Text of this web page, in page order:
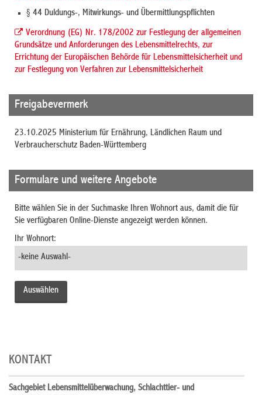
§ 44 Duldungs-, Mitwirkungs- und Übermittlungspflichten
Verordnung (EG) Nr. 178/2002 zur Festlegung der allgemeinen
Grundsätze und Anforderungen des Lebensmittelrechts, zur
Errichtung der Europäischen Behörde für Lebensmittelsicherheit und
zur Festlegung von Verfahren zur Lebensmittelsicherheit
Freigabevermerk
23.10.2025 Ministerium für Ernährung, Ländlichen Raum und
Verbraucherschutz Baden-Württemberg
Formulare und weitere Angebote
Bitte wählen Sie in der Suchmaske Ihren Wohnort aus, damit die für
Sie verfügbaren Online-Dienste angezeigt werden können.
Ihr Wohnort:
KONTAKT
Sachgebiet Lebensmittelüberwachung, Schlachttier- und